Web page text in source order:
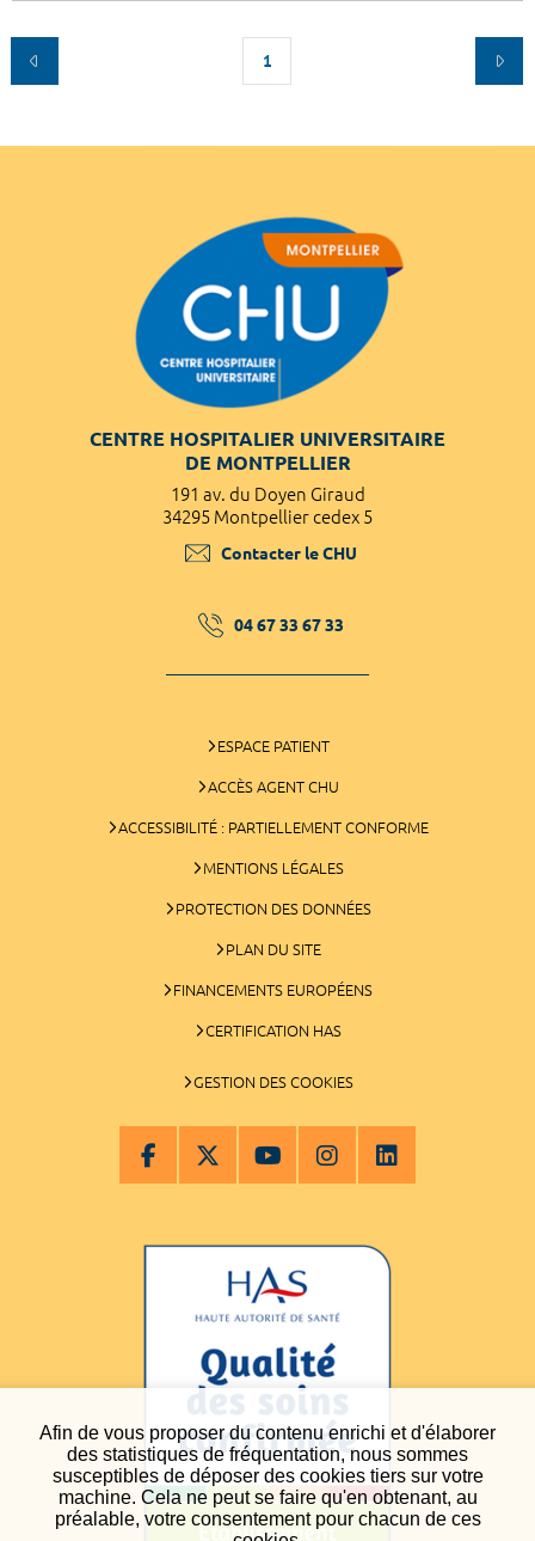
Afin de vous proposer du contenu enrichi et d'élaborer
des statistiques de fréquentation, nous sommes
susceptibles de déposer des cookies tiers sur votre
machine. Cela ne peut se faire qu'en obtenant, au
préalable, votre consentement pour chacun de ces
1
CENTRE HOSPITALIER UNIVERSITAIRE
DE MONTPELLIER
191 av. du Doyen Giraud
34295 Montpellier cedex 5
Contacter le CHU
04 67 33 67 33
ESPACE PATIENT
ACCÈS AGENT CHU
ACCESSIBILITÉ : PARTIELLEMENT CONFORME
MENTIONS LÉGALES
PROTECTION DES DONNÉES
PLAN DU SITE
FINANCEMENTS EUROPÉENS
CERTIFICATION HAS
GESTION DES COOKIES